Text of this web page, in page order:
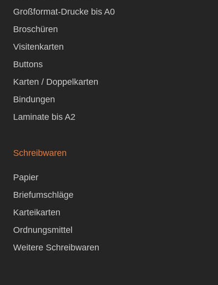
Großformat-Drucke bis A0
Broschüren
Visitenkarten
Buttons
Karten / Doppelkarten
Bindungen
Laminate bis A2
Schreibwaren
Papier
Briefumschläge
Karteikarten
Ordnungsmittel
Weitere Schreibwaren